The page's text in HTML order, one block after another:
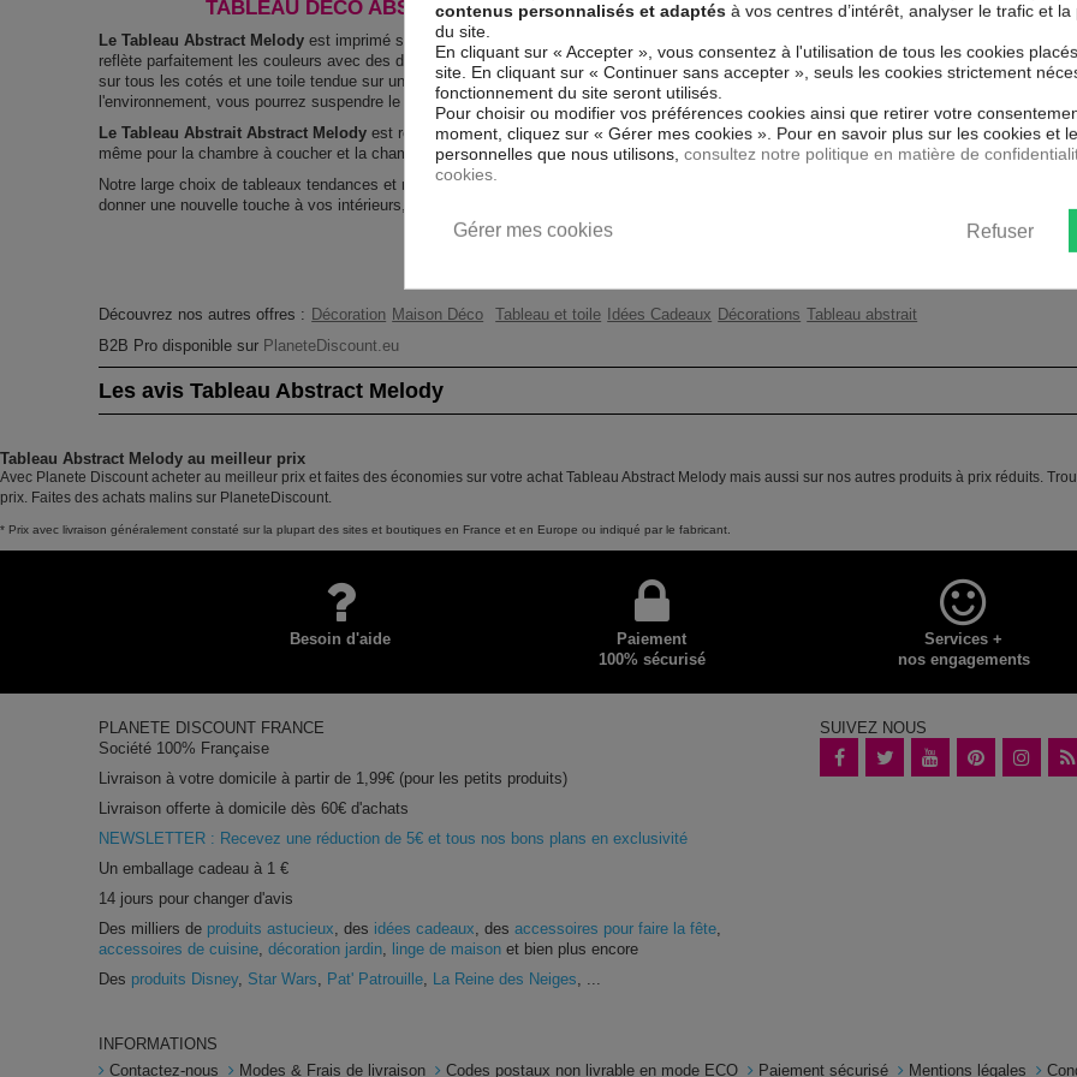
TABLEAU DÉCO ABSTRAIT ABSTRACT MELODY !
Le Tableau Abstract Melody est imprimé sur un papier intissé spécial et de haute qualité qui
reflète parfaitement les couleurs avec des détails parfaitement reproduits. Grâce à une impression
sur tous les cotés et une toile tendue sur un châssis fait de matériaux respectueux de
l'environnement, vous pourrez suspendre le tableau immédiatement sans avoir à l'encadrer.
Le Tableau Abstrait Abstract Melody est résistant aux rayons UV, inodore et 100 % sûr, parfait
même pour la chambre à coucher et la chambre des enfants.
Notre large choix de tableaux tendances et modernes constituent un moyen simple et pas cher de
donner une nouvelle touche à vos intérieurs, il y en a pour tous les goût.
Thème
Impression
Découvrez nos autres offres : Décoration Maison Déco Tableau et toile Idées Cadeaux Décorations Tableau abstrait
B2B Pro disponible sur PlaneteDiscount.eu
Les avis Tableau Abstract Melody
Tableau Abstract Melody au meilleur prix
Avec Planete Discount acheter au meilleur prix et faites des économies sur votre achat Tableau Abstract Melody mais aussi sur nos autres produits à prix réduits.
prix. Faites des achats malins sur PlaneteDiscount.
* Prix avec livraison généralement constaté sur la plupart des sites et boutiques en France et en Europe ou indiqué par le fabricant.
Besoin d'aide
Paiement
100% sécurisé
Services +
nos engagements
PLANETE DISCOUNT FRANCE
Société 100% Française
Livraison à votre domicile à partir de 1,99€ (pour les petits produits)
Livraison offerte à domicile dès 60€ d'achats
NEWSLETTER : Recevez une réduction de 5€ et tous nos bons plans en exclusivité
Un emballage cadeau à 1 €
14 jours pour changer d'avis
Des milliers de produits astucieux , des idées cadeaux , desaccessoires pour faire la fête
accessoires de cuisine ,décoration jardin linge de maison et bien plus encore
Des produits Disney, Star Wars Pat' Patrouille La Reine des Neiges
SUIVEZ NOUS
INFORMATIONS
Contactez-nous
Modes & Frais de livraison Codes postaux non livrable en mode ECO Paiement sécurisé Mentions légales
contenus personnalisés et adaptés à vos centres d’intérêt, analyser le trafic et
du site.
En cliquant sur « Accepter », vous consentez à l'utilisation de tous les cookies
site. En cliquant sur « Continuer sans accepter », seuls les cookies strictement
fonctionnement du site seront utilisés.
Pour choisir ou modifier vos préférences cookies ainsi que retirer votre
moment, cliquez sur « Gérer mes cookies ». Pour en savoir plus sur les cookies et
personnelles que nous utilisons, consultez notre politique en matière de
cookies.
Refuser
Gérer mes cookies